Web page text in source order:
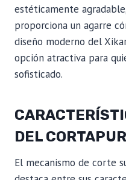
estéticamente
proporciona un agarre
diseño moderno del
opción atractiva para
sofisticado.
DEL
El mecanismo de corte